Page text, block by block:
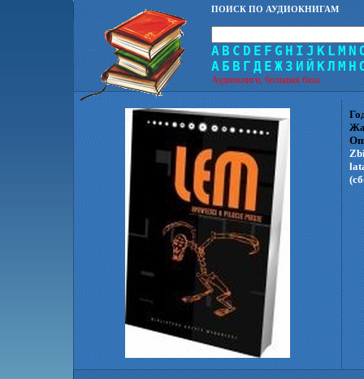
ПОИСК ПО АУДИОКНИГАМ
A B C D E F G H I J K L M N
А Б В Г Д Е Ж З И Й КЛ М Н
Аудиокниги, большая база.